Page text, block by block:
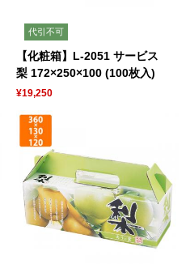
代引不可
【化粧箱】L-2051 サービス
梨 172×250×100 (100枚入)
¥19,250